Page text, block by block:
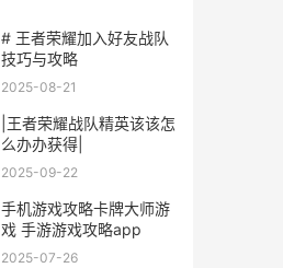
# 王者荣耀加入好友战队
技巧与攻略
2025-08-21
|王者荣耀战队精英该该怎
么办办获得|
2025-09-22
手机游戏攻略卡牌大师游
戏 手游游戏攻略app
2025-07-26